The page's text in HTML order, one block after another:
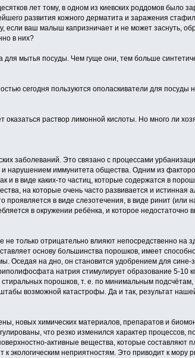
лет тому, в одном из киевских роддомов было
развития кожного дерматита и заражения
если ваш малыш капризничает и не может заснуть,
в них?
для мытья посуды. Чем гуще они, тем больше
сегодня пользуются ополаскиватели для
раствор лимонной кислоты. Но много ли
заболеваний. Это связано с процессами
иммунитета общества. Одним из
и в виде каких-то частиц, которые содержатся в
на которые очень часто развивается и истинная
проявляется в виде слезотечения, в виде ринит (или
в окружении ребёнка, и которое
только отрицательно влияют непосредственно на
основу большинства порошков, имеет
Оседая на дно, он становится удобрением для
натрия стимулирует образование 5-10
порошков, т. е. по минимальным
возможной катастрофы. Да и так, результат
новых химических материалов, препаратов и
что резко изменился характер
активные вещества, которые составляют
экологическим неприятностям. Это приводит к мору